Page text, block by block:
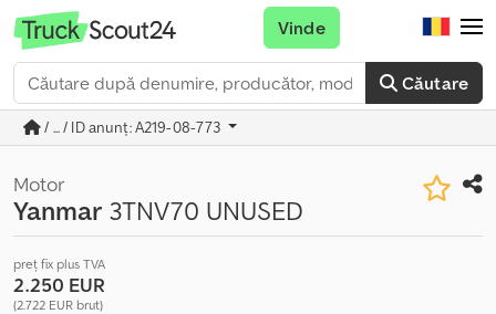
Căutare
Vinde
/ ... / ID anunț: A219-08-773
Motor
Yanmar 3TNV70 UNUSED
preț fix plus TVA
2.250 EUR
(2.722 EUR brut)